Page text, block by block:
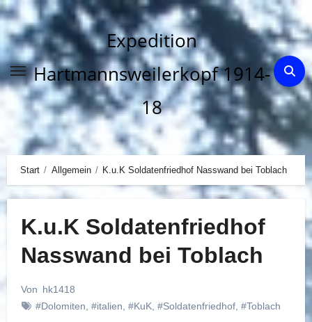
Zum
Inhalt
springen
Expedition
Hartmannsweilerkopf 1914-
18
Start Allgemein K.u.K Soldatenfriedhof Nasswand bei Toblach
K.u.K Soldatenfriedhof
Nasswand bei Toblach
Von hk1418
#Dolomiten #italien #KuK, #Soldatenfriedhof, #Toblach